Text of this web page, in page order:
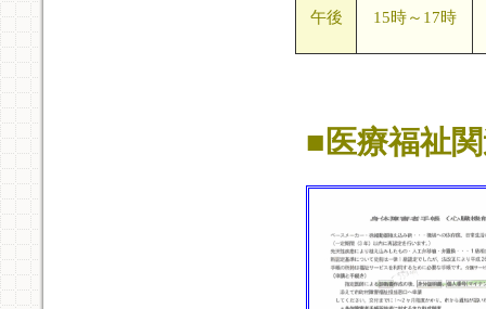
午後 15時～17時
■医療福祉